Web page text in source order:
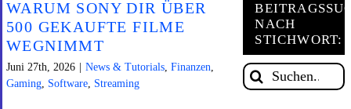
HILFE
WARUM SONY DIR ÜBER
500 GEKAUFTE FILME
WEGNIMMT
Juni 27th, 2026 | News & Tutorials Finanzen
Gaming Software Streaming
NACH
STICHWORT:
Suche